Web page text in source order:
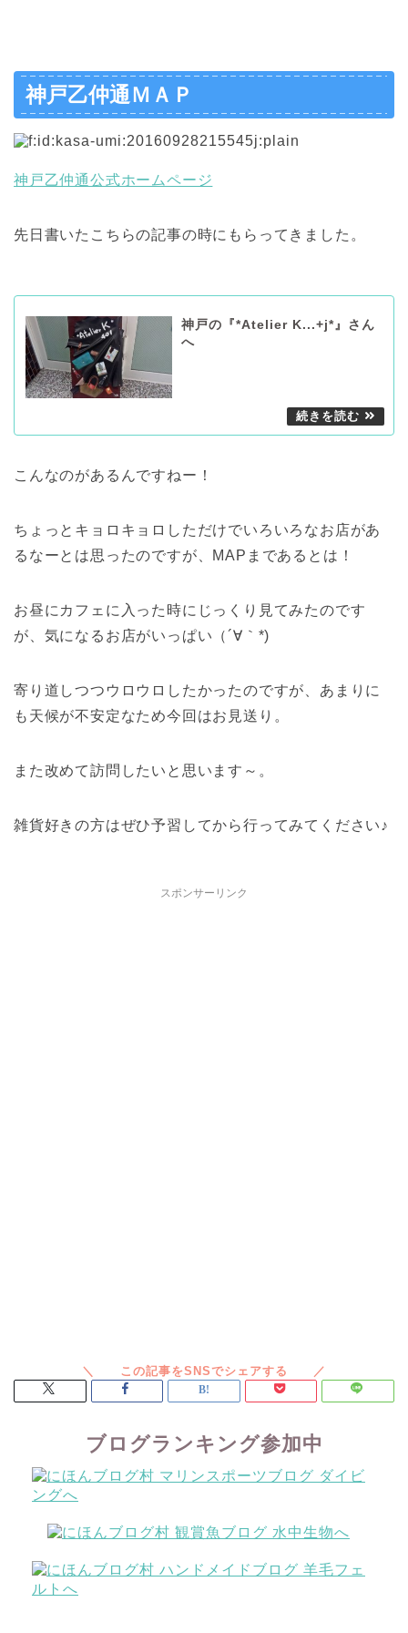
神戸乙仲通ＭＡＰ
神戸乙仲通公式ホームページ
先日書いたこちらの記事の時にもらってきました。
神戸の『*Atelier K...+j*』さん
へ
こんなのがあるんですねー！
ちょっとキョロキョロしただけでいろいろなお店があ
るなーとは思ったのですが、MAPまであるとは！
お昼にカフェに入った時にじっくり見てみたのです
が、気になるお店がいっぱい（´∀｀*)
寄り道しつつウロウロしたかったのですが、あまりに
も天候が不安定なため今回はお見送り。
また改めて訪問したいと思います～。
雑貨好きの方はぜひ予習してから行ってみてください♪
スポンサーリンク
ブログランキング参加中